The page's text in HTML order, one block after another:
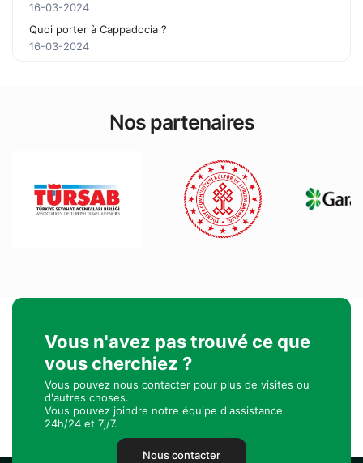
16-03-2024
Quoi porter à Cappadocia ?
16-03-2024
Nos partenaires
Vous n'avez pas trouvé ce que
vous cherchiez ?
Vous pouvez nous contacter pour plus de visites ou
d'autres choses.
Vous pouvez joindre notre équipe d'assistance
24h/24 et 7j/7.
Nous contacter